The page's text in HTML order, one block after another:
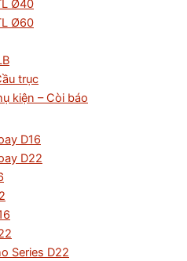
Ø40
Ø60
trục
kiện – Còi báo
D16
D22
Series D22